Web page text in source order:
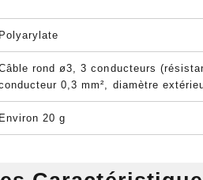
Polyarylate
rond ø3, 3 conducteurs
0,3 mm², diamètre
Environ 20 g